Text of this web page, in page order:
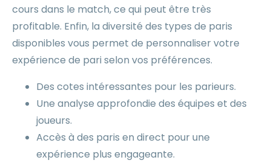
cours dans le match, ce qui peut être très
profitable. Enfin, la diversité des types de paris
disponibles vous permet de personnaliser votre
expérience de pari selon vos préférences.
Des cotes intéressantes pour les parieurs.
Une analyse approfondie des équipes et des
joueurs.
Accès à des paris en direct pour une
expérience plus engageante.